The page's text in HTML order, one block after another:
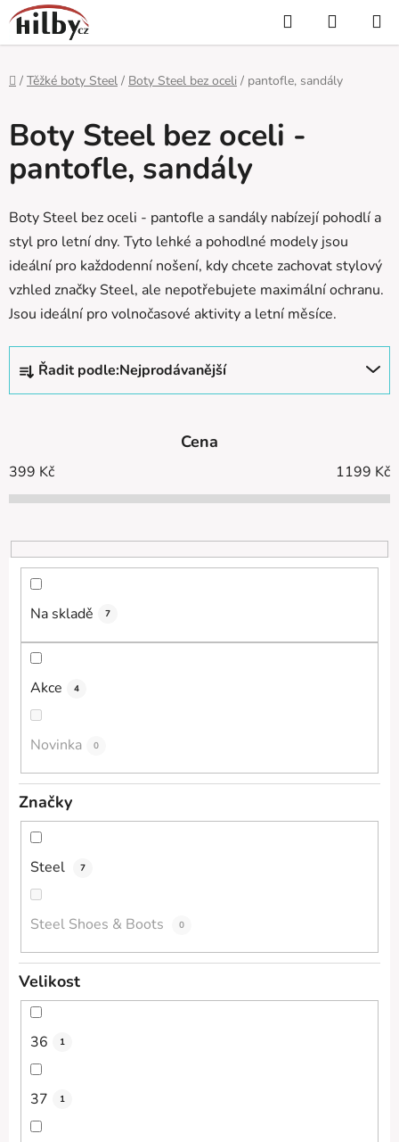
Přejít
na
obsah
Hledat
KOŠÍK
Domů
/ Těžké boty Steel / Boty Steel bez oceli / pantofle, sandály
Boty Steel bez oceli -
pantofle, sandály
Boty Steel bez oceli - pantofle a sandály nabízejí pohodlí a
styl pro letní dny. Tyto lehké a pohodlné modely jsou
ideální pro každodenní nošení, kdy chcete zachovat stylový
vzhled značky Steel, ale nepotřebujete maximální ochranu.
Jsou ideální pro volnočasové aktivity a letní měsíce.
Ř
z
í
p
o
d
Řadit podle:Nejprodávanější
Cena
399 Kč 1199 Kč
Na skladě 7
Akce 4
Novinka 0
Značky
Steel 7
Steel Shoes & Boots 0
Velikost
36 1
37 1